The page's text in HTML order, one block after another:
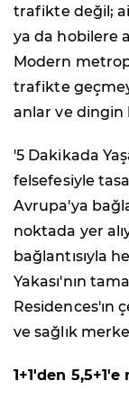
trafikte değil;
ya da hobilere
Modern
trafikte
anlar ve dingin
'5 Dakikada
felsefesiyle
Avrupa'ya
noktada yer
bağlantısıyla
Yakası'nın
Residences'ın
ve sağlık
1+1'den